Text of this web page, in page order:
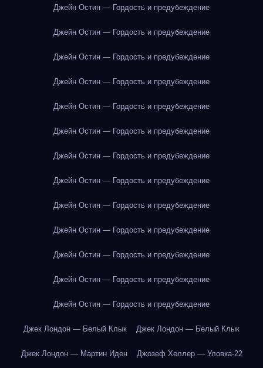
Джейн Остин — Гордость и предубеждение
Джейн Остин — Гордость и предубеждение
Джейн Остин — Гордость и предубеждение
Джейн Остин — Гордость и предубеждение
Джейн Остин — Гордость и предубеждение
Джейн Остин — Гордость и предубеждение
Джейн Остин — Гордость и предубеждение
Джейн Остин — Гордость и предубеждение
Джейн Остин — Гордость и предубеждение
Джейн Остин — Гордость и предубеждение
Джейн Остин — Гордость и предубеждение
Джейн Остин — Гордость и предубеждение
Джейн Остин — Гордость и предубеждение
Джек Лондон — Белый Клык Джек Лондон — Белый Клык
Джек Лондон — Мартин Иден Джозеф Хеллер — Уловка-22